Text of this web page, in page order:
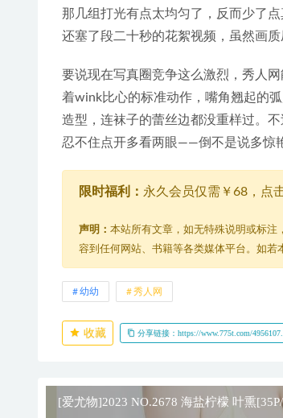
那几组打光有点太均匀了，反而少了
还塞了段二十秒的花絮视频，虽然画
要说现在写真圈竞争这么激烈，秀人
着wink比心的标准动作，嘴角翘起的
造型，连袜子的蕾丝边都没重样过。
忍不住点开多看两眼——倒不是说多惊
限时福利： 永久会员仅需￥68，点
声明： 本站所有文章，如无特殊说明或标注
容到任何网站、书籍等各类媒体平台。如若
幼幼 秀人网
收藏 分享链接：https://www.775t.com/
[爱尤物]2023 NO.2678 海盐柠檬 叶熏